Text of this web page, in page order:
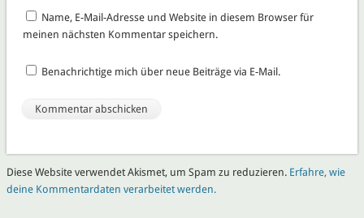
Name, E-Mail-Adresse und Website in diesem Browser für
meinen nächsten Kommentar speichern.
Benachrichtige mich über neue Beiträge via E-Mail.
Diese Website verwendet Akismet, um Spam zu reduzieren. Erfahre, wie
deine Kommentardaten verarbeitet werden.